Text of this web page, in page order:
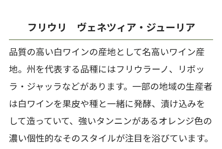
フリウリ ヴェネツィア・ジューリア
品質の高い白ワインの産地として名高いワイン産
地。州を代表する品種にはフリウラーノ、リボッ
ラ・ジャッラなどがあります。一部の地域の生産者
は白ワインを果皮や種と一緒に発酵、漬け込みを
して造っていて、強いタンニンがあるオレンジ色の
濃い個性的なそのスタイルが注目を浴びています。